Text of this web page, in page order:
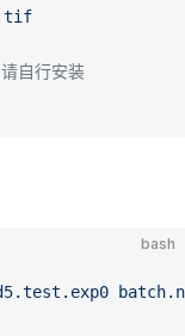
自行安装
bash